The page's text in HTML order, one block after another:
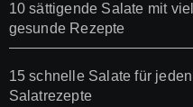
10 sättigende Salate mit
gesunde Rezepte
15 schnelle Salate für
Salatrezepte